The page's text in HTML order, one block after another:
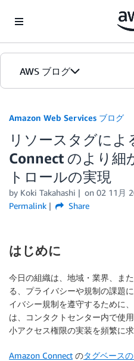
AWS ブログ
カテゴリ
エディション
Amazon Web Services ブログ
リソースタグによ
Connect のより細
トロールの実現
by Koki Takahashi on 02 11月
Permalink
Share
はじめに
今日の組織は、地域・業界、ま
る、プライバシーや規制の課題
イバシー規制を遵守するために
は、コンタクトセンター内で使
小アクセス権限の実装を頻繁に求
Amazon Connect のタグベース